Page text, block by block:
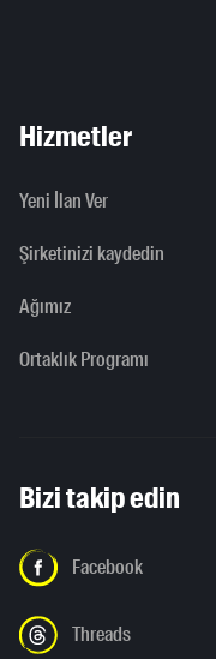
Hizmetler
Yeni İlan Ver
Şirketinizi kaydedin
Ağımız
Ortaklık Programı
Bizi takip edin
Facebook
Threads